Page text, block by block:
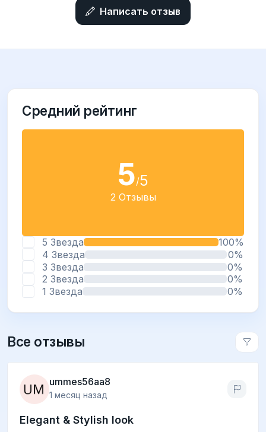
Написать отзыв
Средний рейтинг
5/5
2 Отзывы
5 Звезда
100%
4 Звезда
0%
3 Звезда
0%
2 Звезда
0%
1 Звезда
0%
Все отзывы
ummes56aa8
1 месяц назад
Elegant & Stylish look